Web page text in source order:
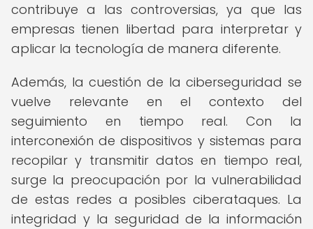
contribuye a las controversias, ya que las
empresas tienen libertad para interpretar y
aplicar la tecnología de manera diferente.
Además, la cuestión de la ciberseguridad se
vuelve relevante en el contexto del
seguimiento en tiempo real. Con la
interconexión de dispositivos y sistemas para
recopilar y transmitir datos en tiempo real,
surge la preocupación por la vulnerabilidad
de estas redes a posibles ciberataques. La
integridad y la seguridad de la información